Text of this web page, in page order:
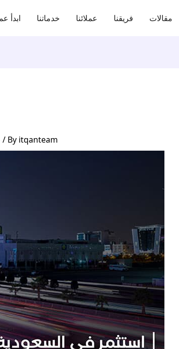
ابدأ خدماتنا عملائنا فريقنا مقالات
/ By itqanteam